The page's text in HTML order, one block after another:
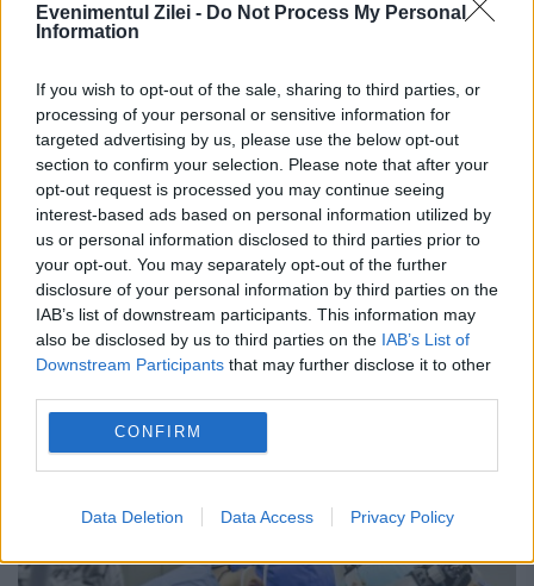
Evenimentul Zilei - Do Not Process My Personal
Information
If you wish to opt-out of the sale, sharing to third parties, or
processing of your personal or sensitive information for
targeted advertising by us, please use the below opt-out
section to confirm your selection. Please note that after your
opt-out request is processed you may continue seeing
interest-based ads based on personal information utilized by
us or personal information disclosed to third parties prior to
your opt-out. You may separately opt-out of the further
disclosure of your personal information by third parties on the
IAB’s list of downstream participants. This information may
also be disclosed by us to third parties on the IAB’s List of
Downstream Participants that may further disclose it to other
CONFIRM
Data Deletion Data Access Privacy Policy
Nouă prelevare de organe la Iași!
Donatorul este un copil de 10 ani
19 IANUARIE 2020
În noaptea de sâmbătă spre duminică, la
Spitalul de Neurochirurgie din Iași s-a
efectuat o nouă prelevare de organe.
Donatorul este un copil de 10 ani aflat în
moarte cerebrală....